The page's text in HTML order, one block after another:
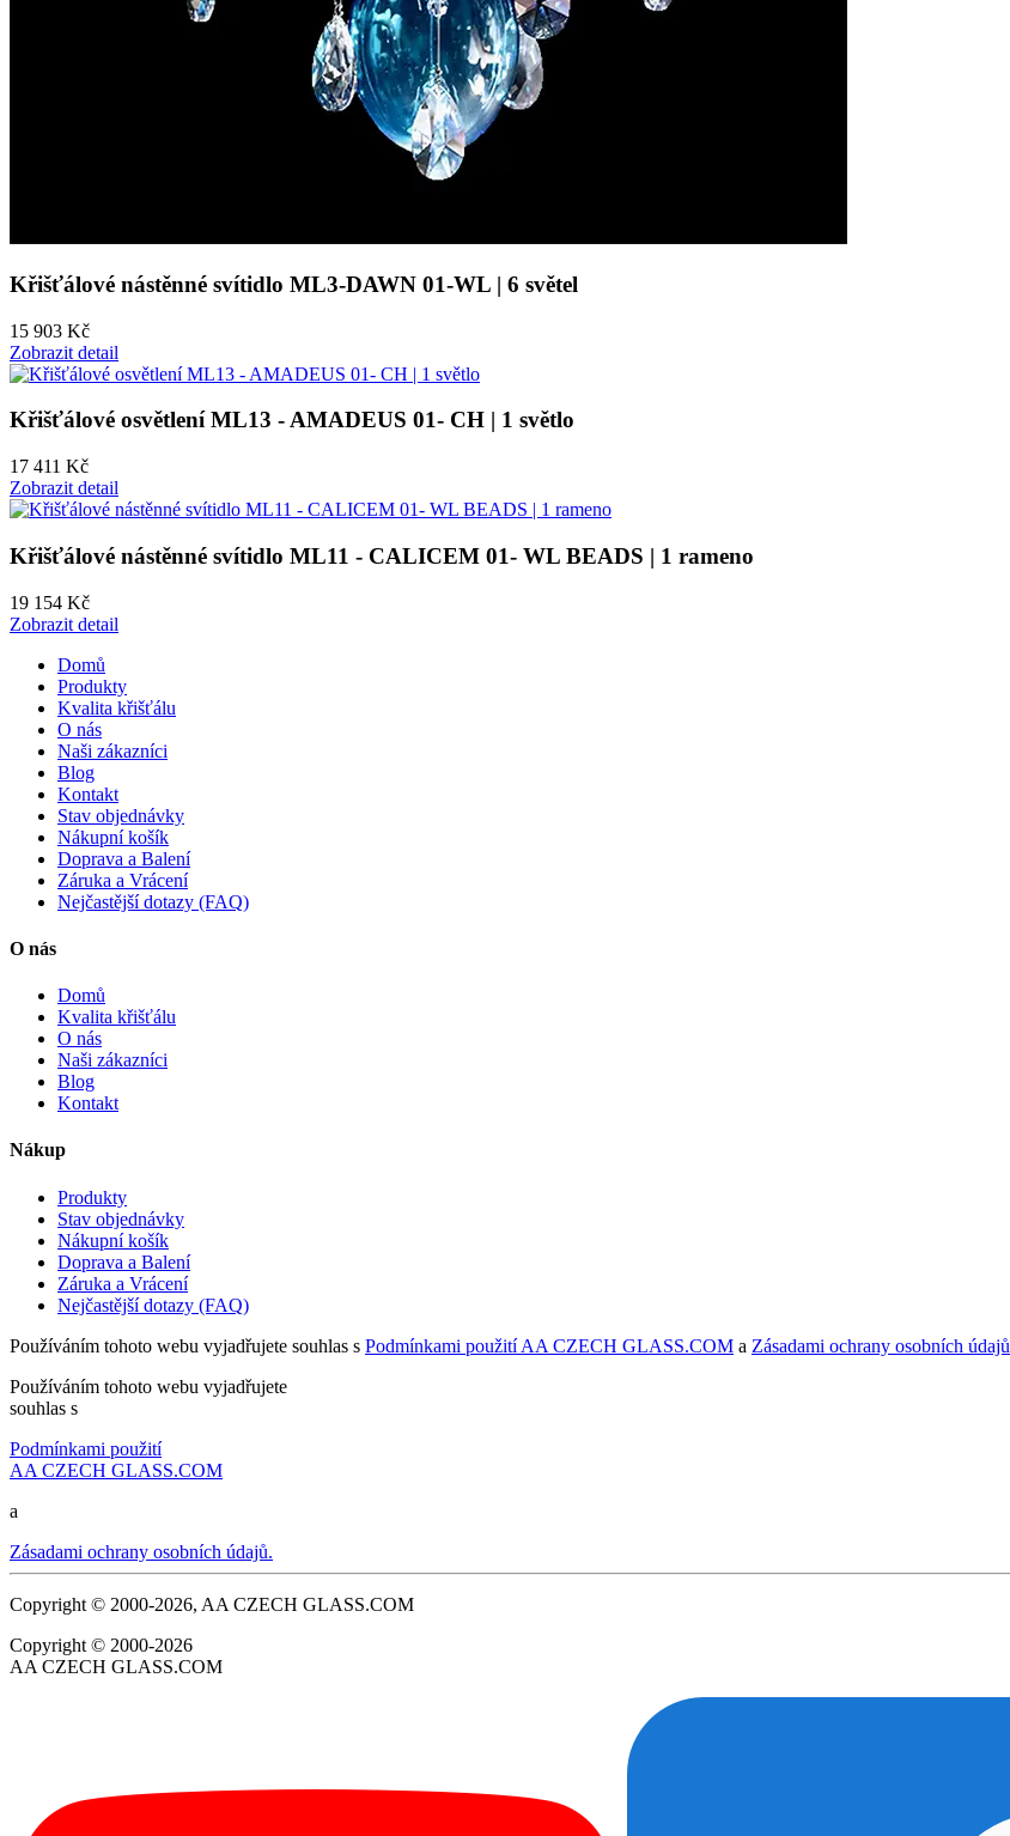
Křišťálové nástěnné svítidlo ML3-DAWN 01-WL | 6 světel
15 903 Kč
Zobrazit detail
Křišťálové osvětlení ML13 - AMADEUS 01- CH | 1 světlo
17 411 Kč
Zobrazit detail
Křišťálové nástěnné svítidlo ML11 - CALICEM 01- WL BEADS | 1 rameno
19 154 Kč
Zobrazit detail
Domů
Produkty
Kvalita křišťálu
O nás
Naši zákazníci
Blog
Kontakt
Stav objednávky
Nákupní košík
Doprava a Balení
Záruka a Vrácení
Nejčastější dotazy (FAQ)
O nás
Domů
Kvalita křišťálu
O nás
Naši zákazníci
Blog
Kontakt
Nákup
Produkty
Stav objednávky
Nákupní košík
Doprava a Balení
Záruka a Vrácení
Nejčastější dotazy (FAQ)
Používáním tohoto webu vyjadřujete souhlas s Podmínkami použití AA CZECH GLASS.COM a Zásadami ochrany osobních údajů
Používáním tohoto webu vyjadřujete
souhlas s
Podmínkami použití
AA CZECH GLASS.COM
a
Zásadami ochrany osobních údajů.
Copyright © 2000-2026, AA CZECH GLASS.COM
Copyright © 2000-2026
AA CZECH GLASS.COM